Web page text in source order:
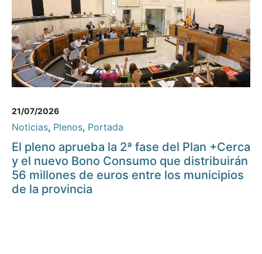
21/07/2026
Noticias, Plenos, Portada
El pleno aprueba la 2ª fase del Plan +Cerca
y el nuevo Bono Consumo que distribuirán
56 millones de euros entre los municipios
de la provincia